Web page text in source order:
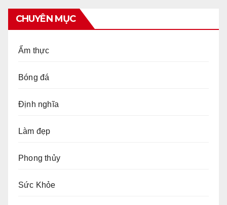
CHUYÊN MỤC
Ẩm thực
Bóng đá
Định nghĩa
Làm đẹp
Phong thủy
Sức Khỏe